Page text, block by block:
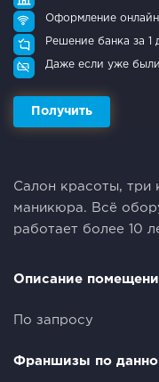
Оформление онлайн
Решение банка за 1
Даже если уже
Получить
Салон красоты, три
маникюра. Всё
работает более 10
Описание
По запросу
Франшизы по